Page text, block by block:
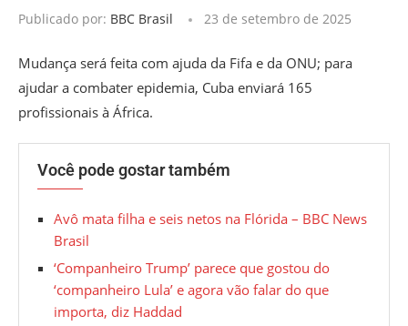
Publicado por: BBC Brasil 23 de setembro de 2025
Mudança será feita com ajuda da Fifa e da ONU; para
ajudar a combater epidemia, Cuba enviará 165
profissionais à África.
Você pode gostar também
Avô mata filha e seis netos na Flórida – BBC News
Brasil
‘Companheiro Trump’ parece que gostou do
‘companheiro Lula’ e agora vão falar do que
importa, diz Haddad